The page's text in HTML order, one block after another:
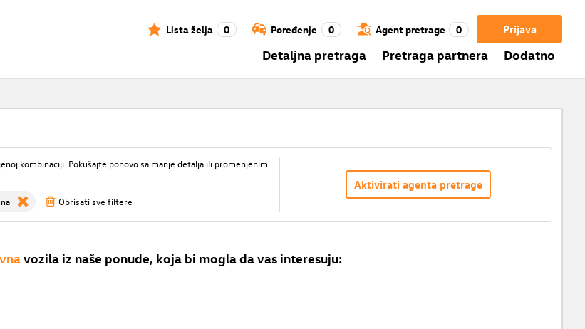
Prijava
Lista želja 0 Poređenje 0 Agent pretrage 0
Detaljna pretraga Pretraga partnera Dodatno
kombinaciji. Pokušajte ponovo sa manje detalja ili promenjenim
Obrisati sve filtere
Aktivirati agenta pretrage
vozila iz naše ponude, koja bi mogla da vas interesuju: